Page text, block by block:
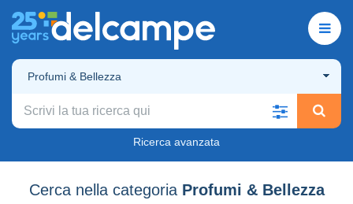
Profumi & Bellezza
Ricerca avanzata
Cerca nella categoria Profumi & Bellezza